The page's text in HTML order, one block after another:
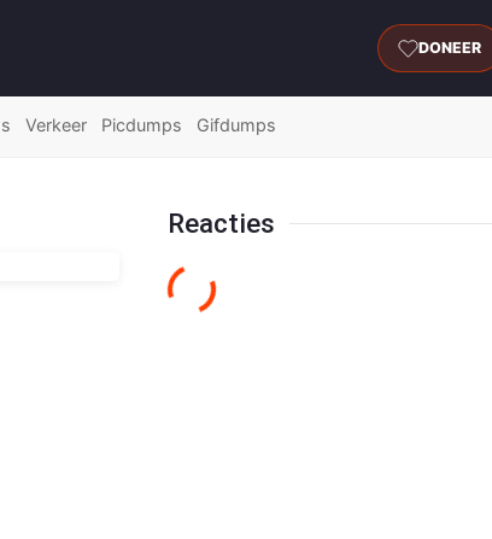
DONEER
Verkeer Picdumps Gifdumps
Reacties